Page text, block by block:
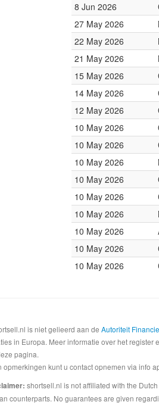
8 Jun 2026
27 May 2026
22 May 2026
21 May 2026
15 May 2026
14 May 2026
12 May 2026
10 May 2026
10 May 2026
10 May 2026
10 May 2026
10 May 2026
10 May 2026
10 May 2026
10 May 2026
10 May 2026
is niet gelieerd aan de Autoriteit
in Europa. Meer informatie over het
pagina.
opmerkingen kunt u contact opnemen via info
shortsell.nl is not affiliated with the
counterparts. No guarantees are given